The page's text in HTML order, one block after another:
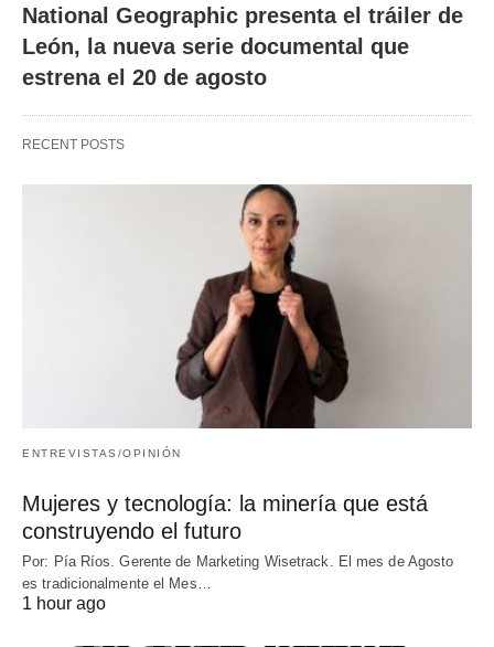
National Geographic presenta el tráiler de
León, la nueva serie documental que
estrena el 20 de agosto
RECENT POSTS
ENTREVISTAS/OPINIÓN
Mujeres y tecnología: la minería que está
construyendo el futuro
Por: Pía Ríos. Gerente de Marketing Wisetrack. El mes de Agosto
es tradicionalmente el Mes…
1 hour ago